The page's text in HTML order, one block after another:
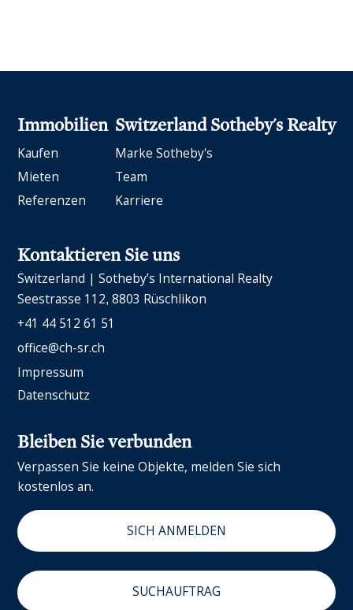
Immobilien
Kaufen
Mieten
Referenzen
Switzerland Sotheby's Realty
Marke Sotheby's
Team
Karriere
Kontaktieren Sie uns
Switzerland | Sotheby’s International Realty
Seestrasse 112 8803 Rüschlikon
+41 44 512 61 51
office@ch-sr.ch
Impressum
Datenschutz
Bleiben Sie verbunden
Verpassen Sie keine Objekte, melden Sie sich
kostenlos an.
SICH ANMELDEN
SUCHAUFTRAG